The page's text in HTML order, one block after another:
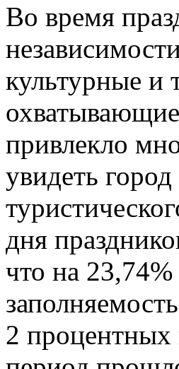
Во время
культурные и
привлекло
увидеть
дня
что на
2 процентных